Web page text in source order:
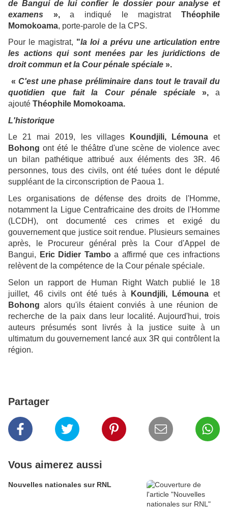
de Bangui de lui confier le dossier pour analyse et
examens »,a indiqué le magistratThéophile
Momokoama, porte-parole de la CPS.
Pour le magistrat, "la loi a prévu une articulation entre
les actions qui sont menées par les juridictions de
droit commun et la Cour pénale spéciale ».
«C'est une phase préliminaire dans tout le travail du
quotidien que fait la Cour pénale spéciale »,a
ajouté Théophile Momokoama.
L'historique
Le 21 mai 2019, les villages
Koundjili, Lémounaet
Bohong ont été le théâtre d'une scène de violence avec
un bilan pathétique attribué aux éléments des 3R. 46
personnes, tous des civils, ont été tuées dont le député
suppléant de la circonscription de Paoua 1.
Les organisations de défense des droits de l'Homme,
notamment la Ligue Centrafricaine des droits de l'Homme
(LCDH), ont documenté ces crimes et exigé du
gouvernement que justice soit rendue. Plusieurs semaines
après, le Procureur général près la Cour d'Appel de
Bangui,
Eric Didier Tamboa affirmé que ces infractions
relèvent de la compétence de la Cour pénale spéciale.
Selon un rapport de Human Right Watch publié le 18
juillet, 46 civils ont été tués à
Koundjili, Lémounaet
Bohong alors qu'ils étaient conviés à une réunion de
recherche de la paix dans leur localité. Aujourd'hui, trois
auteurs présumés sont livrés à la justice suite à un
ultimatum du gouvernement lancé aux 3R qui contrôlent la
région.
Partager
Vous aimerez aussi
Nouvelles nationales sur RNL